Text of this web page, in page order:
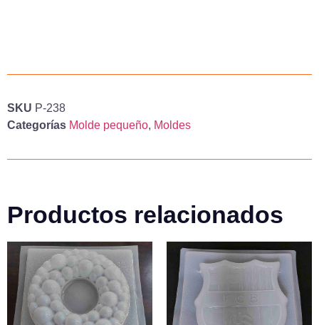
SKU P-238
Categorías Molde pequeño, Moldes
Productos relacionados